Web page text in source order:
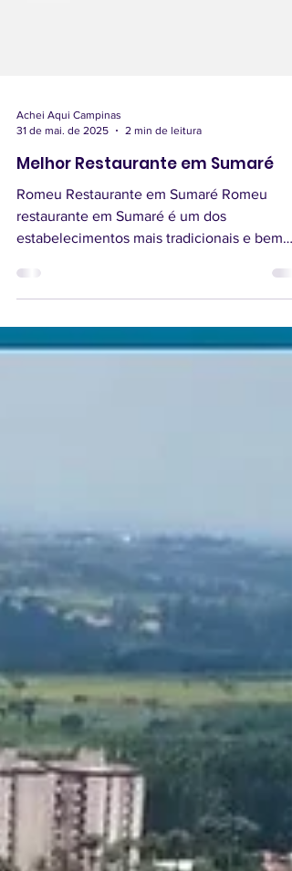
31 de mai. de 2025
2 min de leitura
Melhor Restaurante em Sumaré
Romeu Restaurante em Sumaré Romeu
restaurante em Sumaré é um dos
estabelecimentos mais tradicionais e bem